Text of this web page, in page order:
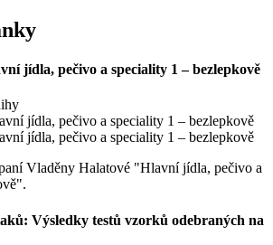
jídla, pečivo a speciality 1 – bezlepkově
Vladěny Halatové "Hlavní jídla, pečivo a
Výsledky testů vzorků odebraných na